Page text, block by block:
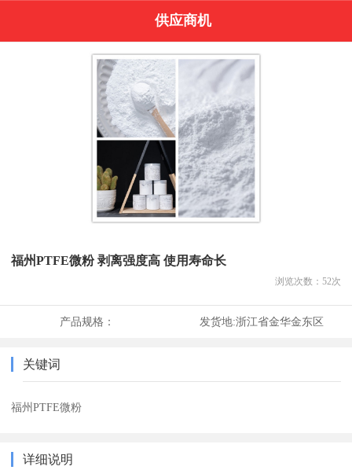
供应商机
福州PTFE微粉 剥离强度高 使用寿命长
浏览次数： 52次
产品规格： 发货地:浙江省金华金东区
关键词
福州PTFE微粉
详细说明